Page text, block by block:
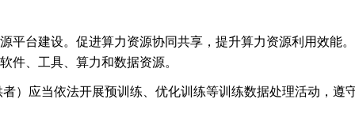
平台建设。促进算力资源协同共享，提升算力资源利用效能
件、工具、算力和数据资源。
）应当依法开展预训练、优化训练等训练数据处理活动，遵